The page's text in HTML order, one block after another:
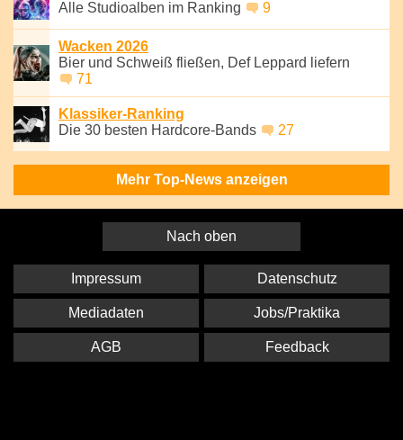
Alle Studioalben im Ranking
9
Wacken 2026
Bier und Schweiß fließen, Def Leppard liefern
71
Klassiker-Ranking
Die 30 besten Hardcore-Bands
27
Mehr Top-News anzeigen
Nach oben
Impressum Datenschutz
Mediadaten Jobs/Praktika
AGB Feedback